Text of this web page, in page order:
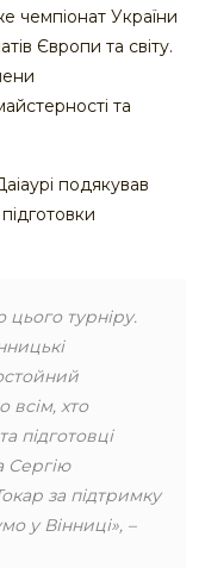
чемпіонат України
Європи та світу.
та
подякував
цього турніру.
всім, хто
підготовці
Сергію
за підтримку
у Вінниці», –